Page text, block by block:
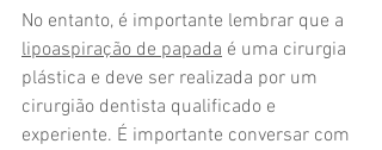
No entanto, é importante lembrar que a
lipoaspiração de papada é uma cirurgia
plástica e deve ser realizada por um
cirurgião dentista qualificado e
experiente. É importante conversar com